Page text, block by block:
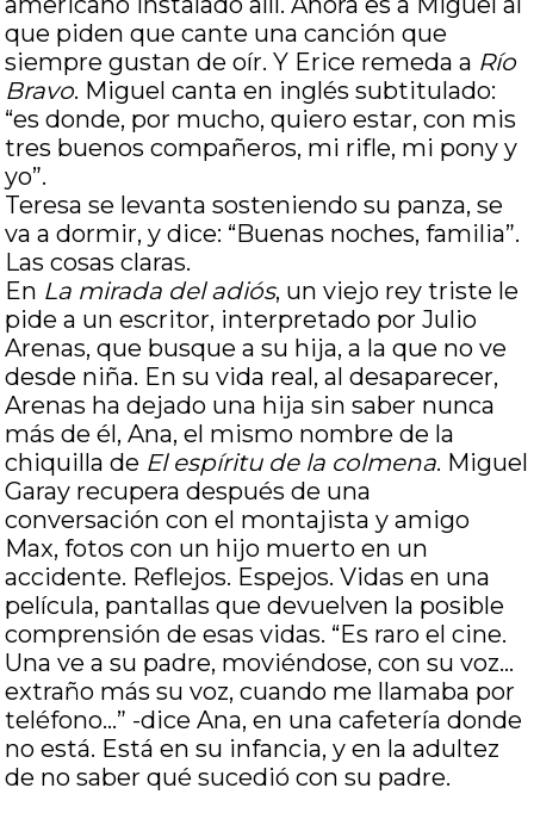
que piden que cante una canción que
siempre gustan de oír. Y Erice remeda a Río
Bravo. Miguel canta en inglés subtitulado:
“es donde, por mucho, quiero estar, con mis
tres buenos compañeros, mi rifle, mi pony y
yo”.
Teresa se levanta sosteniendo su panza, se
va a dormir, y dice: “Buenas noches, familia”.
Las cosas claras.
En La mirada del adiós, un viejo rey triste le
pide a un escritor, interpretado por Julio
Arenas, que busque a su hija, a la que no ve
desde niña. En su vida real, al desaparecer,
Arenas ha dejado una hija sin saber nunca
más de él, Ana, el mismo nombre de la
chiquilla de El espíritu de la colmena. Miguel
Garay recupera después de una
conversación con el montajista y amigo
Max, fotos con un hijo muerto en un
accidente. Reflejos. Espejos. Vidas en una
película, pantallas que devuelven la posible
comprensión de esas vidas. “Es raro el cine.
Una ve a su padre, moviéndose, con su voz…
extraño más su voz, cuando me llamaba por
teléfono…” -dice Ana, en una cafetería donde
no está. Está en su infancia, y en la adultez
de no saber qué sucedió con su padre.